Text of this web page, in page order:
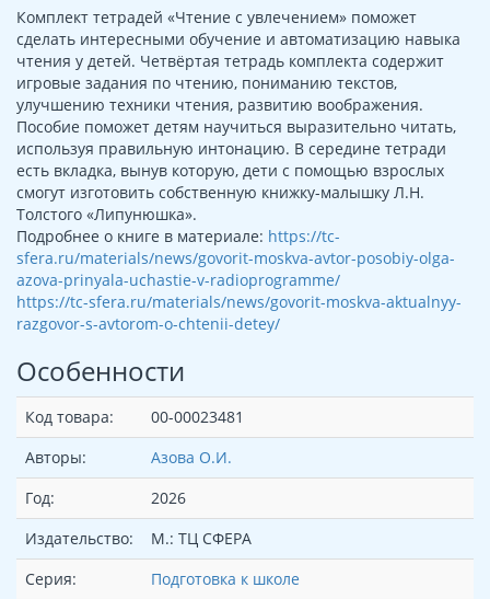
Комплект тетрадей «Чтение с увлечением» поможет
сделать интересными обучение и автоматизацию навыка
чтения у детей. Четвёртая тетрадь комплекта содержит
игровые задания по чтению, пониманию текстов,
улучшению техники чтения, развитию воображения.
Пособие поможет детям научиться выразительно читать,
используя правильную интонацию. В середине тетради
есть вкладка, вынув которую, дети с помощью взрослых
смогут изготовить собственную книжку-малышку Л.Н.
Толстого «Липунюшка».
Подробнее о книге в материале: https://tc-
sfera.ru/materials/news/govorit-moskva-avtor-posobiy-olga-
azova-prinyala-uchastie-v-radioprogramme/
https://tc-sfera.ru/materials/news/govorit-moskva-aktualnyy-
razgovor-s-avtorom-o-chtenii-detey/
Особенности
Код товара:
00-00023481
Авторы:
Азова О.И.
Год:
2026
Издательство:
М.: ТЦ СФЕРА
Серия:
Подготовка к школе